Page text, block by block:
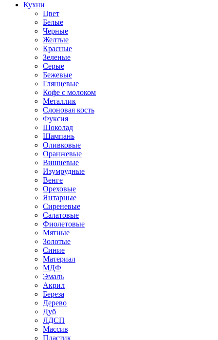
Кухни
Цвет
Белые
Черные
Желтые
Красные
Зеленые
Серые
Бежевые
Глянцевые
Кофе с молоком
Металлик
Слоновая кость
Фуксия
Шоколад
Шампань
Оливковые
Оранжевые
Вишневые
Изумрудные
Венге
Ореховые
Янтарные
Сиреневые
Салатовые
Фиолетовые
Мятные
Золотые
Синие
Материал
МДФ
Эмаль
Акрил
Береза
Дерево
Дуб
ЛДСП
Массив
Пластик